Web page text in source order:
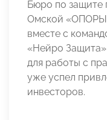
Бюро по защите
Омской
вместе с
«Нейро
для работы с
уже успел
инвесторов.